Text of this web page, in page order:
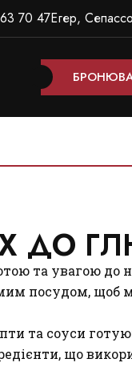
70 47Егер,
ДО
та увагою до
посудом, щоб
та соуси
що